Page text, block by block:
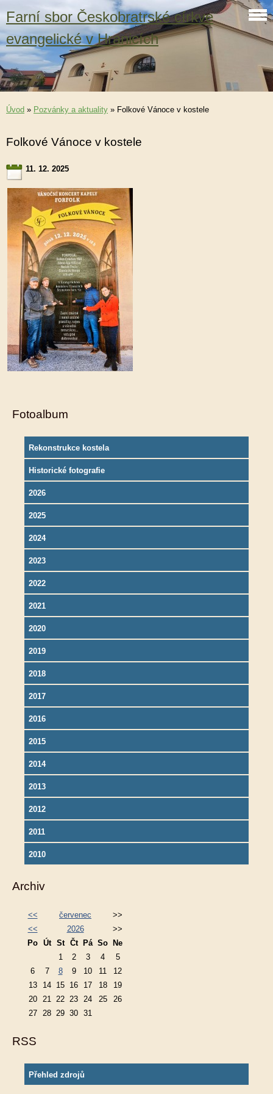
Farní sbor Českobratrské církve
evangelické v Hranicích
Úvod » Pozvánky a aktuality » Folkové Vánoce v kostele
Folkové Vánoce v kostele
11. 12. 2025
Fotoalbum
Rekonstrukce kostela
Historické fotografie
2026
2025
2024
2023
2022
2021
2020
2019
2018
2017
2016
2015
2014
2013
2012
2011
2010
Archiv
<< červenec
>>
<<
2026
>>
Po Út St Čt Pá So
Ne
1
2 3 4
5
6
7 8 9 10 11
12
13
14 15 16 17 18
19
20
21 22 23 24 25
26
27
28 29 30 31
RSS
Přehled zdrojů